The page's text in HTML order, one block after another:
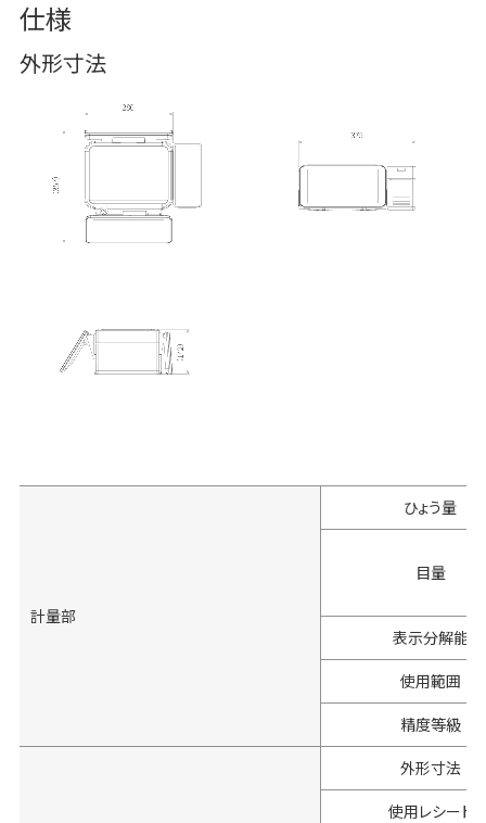
仕様
外形寸法
計量部
ひょう量
目量
表示分解能
使用範囲
精度等級
外形寸法
使用レシート